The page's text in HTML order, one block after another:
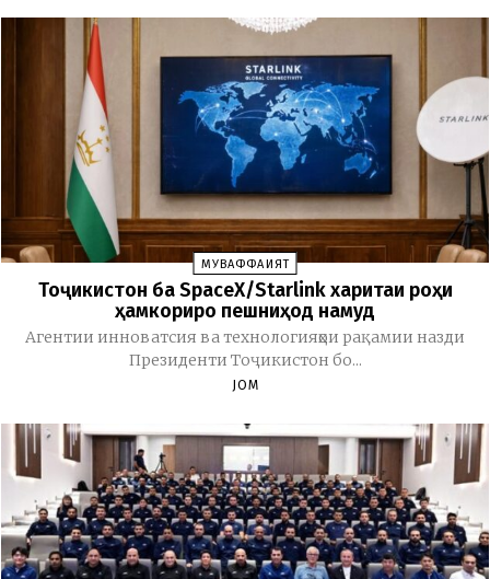
МУВАФФАҚИЯТ
Тоҷикистон ба SpaceX/Starlink харитаи роҳи
ҳамкориро пешниҳод намуд
Агентии инноватсия ва технологияҳои рақамии назди
Президенти Тоҷикистон бо...
JOM